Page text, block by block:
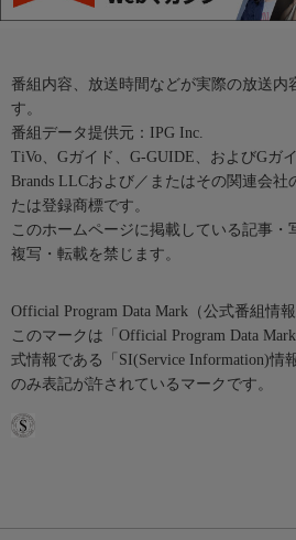
番組内容、放送時間などが実際の放送内
す。
番組データ提供元：IPG Inc.
TiVo、Gガイド、G-GUIDE、およびGガ
Brands LLCおよび／またはその関連会社
たは登録商標です。
このホームページに掲載している記事
複写・転載を禁じます。
Official Program Data Mark（公式番組情報
このマークは「Official Program Data
式情報である「SI(Service Information)情
のみ表記が許されているマークです。